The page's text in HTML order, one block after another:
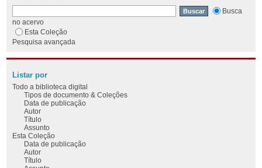
Busca
no acervo
Esta Coleção
Pesquisa avançada
Listar por
Todo a biblioteca digital
Tipos de documento & Coleções
Data de publicação
Autor
Título
Assunto
Esta Coleção
Data de publicação
Autor
Título